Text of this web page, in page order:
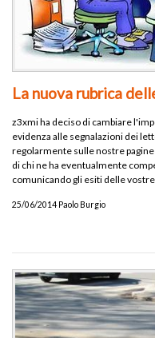
La nuova rubrica
z3xmi ha deciso di cambiare
evidenza alle segnalazioni dei
regolarmente sulle nostre
di chi ne ha eventualmente
comunicando gli esiti delle
25/06/2014 Paolo Burgio